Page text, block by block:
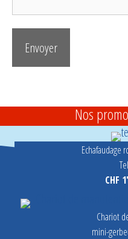
Nos
Echafaudage
CHF
Chariot
mini-